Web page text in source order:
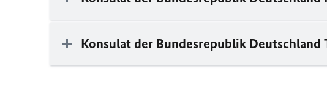
Konsulat der Bundesrepublik Deutschland